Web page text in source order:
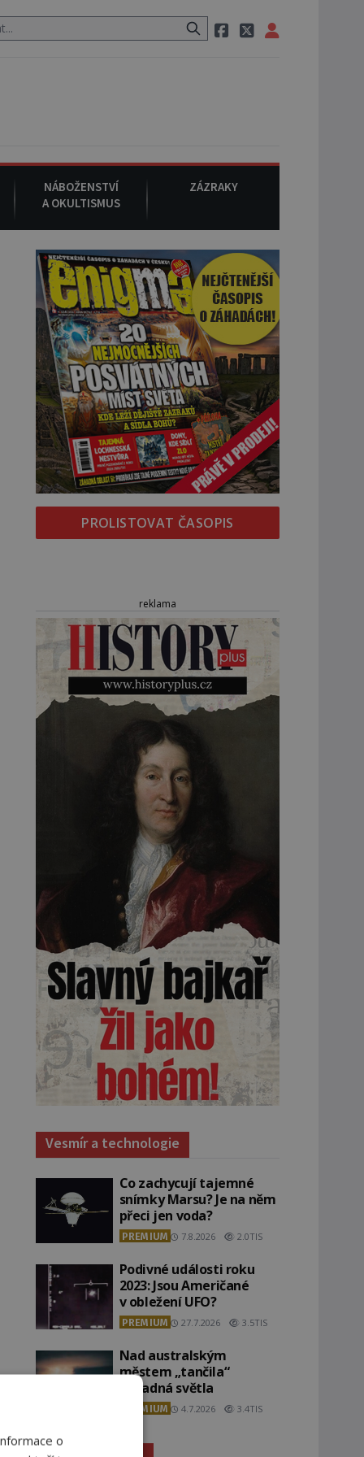
po cestě utíká zvláštní psovitá šelma, údajně bájná čupakabra.
NÁBOŽENSTVÍ
A OKULTISMUS
ZÁZRAKY
PROLISTOVAT ČASOPIS
reklama
Vesmír a technologie
Co zachycují tajemné
snímky Marsu? Je na něm
přeci jen voda?
PREMIUM 7.8.2026 2.0TIS
Podivné události roku
2023: Jsou Američané
v obležení UFO?
PREMIUM 27.7.2026 3.5TIS
Nad australským
městem „tančila“
záhadná světla
PREMIUM 4.7.2026 3.4TIS
o